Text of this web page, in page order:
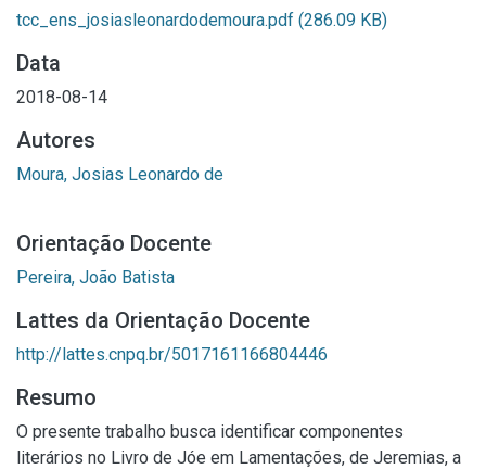
tcc_ens_josiasleonardodemoura.pdf (286.09 KB)
Data
2018-08-14
Autores
Moura, Josias Leonardo de
Orientação Docente
Pereira, João Batista
Lattes da Orientação Docente
http://lattes.cnpq.br/5017161166804446
Resumo
O presente trabalho busca identificar componentes
literários no Livro de Jóe em Lamentações, de Jeremias, a